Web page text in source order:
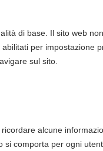
potrà partecipare a
aggiuntive gli
nello skill test),
di base. Il sito web
per impostazione
sul sito.
alcune
si comporta per ogni